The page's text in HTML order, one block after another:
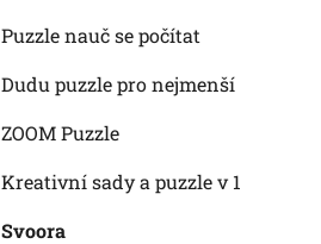
Puzzle nauč se počítat
Dudu puzzle pro nejmenší
ZOOM Puzzle
Kreativní sady a puzzle v 1
Svoora